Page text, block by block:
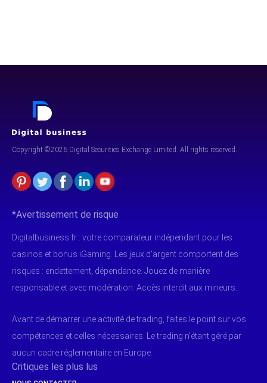
Copyright ©2026 Digital Securities Exchange Limited. All rights reserved.
*Avertissement de risque
Digitalbusiness.fr : votre comparateur indépendant pour les
casinos et bonus iGaming. Les jeux d'argent comportent des
risques : endettement, dépendance. Jouez de manière
responsable et avec modération. Accès interdit aux mineurs.
Avant de démarrer une activité de trading, faites le point sur vos
compétences et celles nécessaires. Le trading n’étant géré par
aucun cadre réglementaire en Europe.
Critiques les plus lus